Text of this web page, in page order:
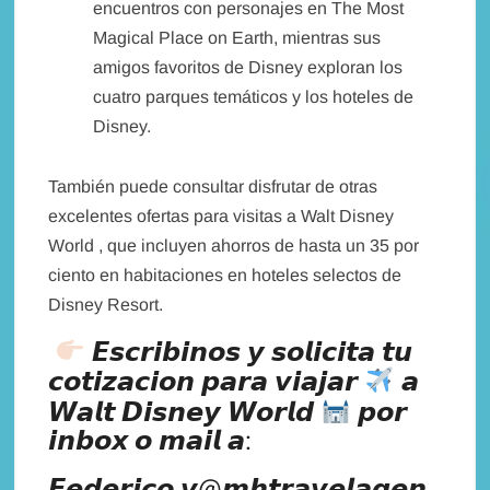
encuentros con personajes en The Most
Magical Place on Earth, mientras sus
amigos favoritos de Disney exploran los
cuatro parques temáticos y los hoteles de
Disney.
También puede consultar disfrutar de otras
excelentes ofertas para visitas a Walt Disney
World , que incluyen ahorros de hasta un 35 por
ciento en habitaciones en hoteles selectos de
Disney Resort.
𝙀𝙨𝙘𝙧𝙞𝙗𝙞𝙣𝙤𝙨 𝙮 𝙨𝙤𝙡𝙞𝙘𝙞𝙩𝙖 𝙩𝙪
𝙘𝙤𝙩𝙞𝙯𝙖𝙘𝙞𝙤𝙣 𝙥𝙖𝙧𝙖 𝙫𝙞𝙖𝙟𝙖𝙧 𝙖
𝙒𝙖𝙡𝙩 𝘿𝙞𝙨𝙣𝙚𝙮 𝙒𝙤𝙧𝙡𝙙 𝙥𝙤𝙧
𝙞𝙣𝙗𝙤𝙭 𝙤 𝙢𝙖𝙞𝙡 𝙖:⁣